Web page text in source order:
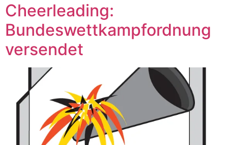
Cheerleading:
Bundeswettkampfordnung
versendet